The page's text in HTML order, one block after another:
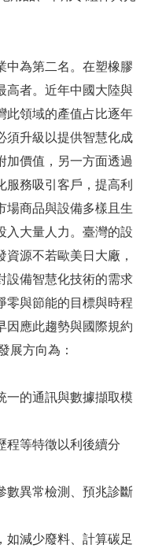
中為第二名。在塑橡膠
高者。近年中國大陸與
此領域的產值占比逐年
須升級以提供智慧化成
加價值，另一方面透過
服務吸引客戶，提高利
場商品與設備多樣且生
入大量人力。臺灣的設
源不若歐美日大廠，
設備智慧化技術的需求
零與節能的目標與時程
因應此趨勢與國際規約
展方向為：
一的通訊與數據擷取模
程等特徵以利後續分
數異常檢測、預兆診斷
如減少廢料、計算碳足